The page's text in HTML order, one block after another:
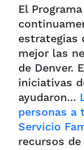
El
estrategias
mejor las
de Denver.
iniciativas
ayudaron...
personas a
Servicio
recursos